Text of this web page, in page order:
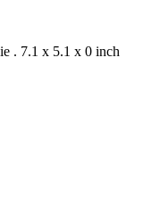
. 7.1 x 5.1 x 0 inch